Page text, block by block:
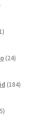
izdelkov
24izdelkov
184izdelkov
izdelkov